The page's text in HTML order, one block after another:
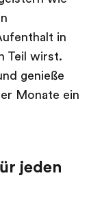
in
Teil wirst.
genieße
Monate ein
jeden